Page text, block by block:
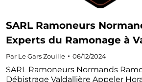
SARL Ramoneurs
Experts du Ramonage à
Par Le Gars Zouille 06/12/2024
SARL Ramoneurs Normands
Débistrage Valdallière Appeler